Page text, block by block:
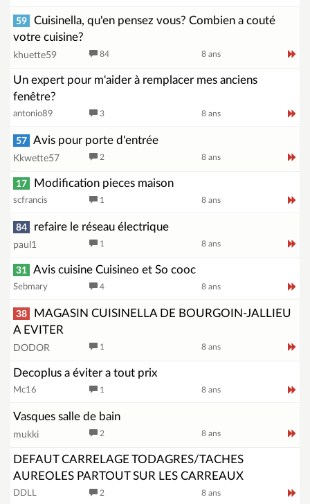
59
Cuisinella, qu'en pensez vous? Combien a couté
votre cuisine?
khuette59 84 8 ans
Un expert pour m'aider à remplacer mes anciens
fenêtre?
antonio89 3 8 ans
57 Avis pour porte d'entrée
Kkwette57 2 8 ans
17 Modification pieces maison
scfrancis 1 8 ans
84 refaire le réseau électrique
paul1 1 8 ans
31 Avis cuisine Cuisineo et So cooc
Sebmary 4 8 ans
38
MAGASIN CUISINELLA DE BOURGOIN-JALLIEU
A EVITER
DODOR 1 8 ans
Decoplus a éviter a tout prix
Mc16 1 8 ans
Vasques salle de bain
mukki 2 8 ans
DEFAUT CARRELAGE TODAGRES/TACHES
AUREOLES PARTOUT SUR LES CARREAUX
DDLL 2 8 ans